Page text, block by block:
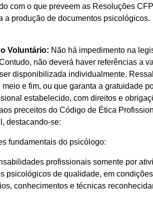
com o que preveem as Resoluções
a produção de documentos psicológicos.
Voluntário: Não há impedimento na
não deverá haver referências a
disponibilizada individualmente.
e fim, ou que garanta a gratuidade
estabelecido, com direitos e
preceitos do Código de Ética
destacando-se:
fundamentais do psicólogo:
profissionais somente por
psicológicos de qualidade, em
conhecimentos e técnicas